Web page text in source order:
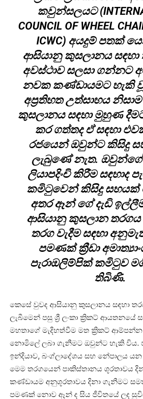
කවුන්සලයට
COUNCIL OF WHEEL
ICWC) අයදුම් පතක්
ආසියානු කුසලානය සඳහා
අවස්ථාව සලසා ගන්නට
නවක කණ්ඩායමට හැකි
අප්‍රතිහත උත්සාහය
කුසලානය සඳහා මුහුණ
කර ගත්තද ඒ සඳහා
රජයෙන් ඔවුන්ට කිසිදු
ලැබුණේ නැත.
ලියාපදිංචි කිරීම සඳහාද
කමිටුවෙන් කිසිදු
අතර ඈන් ගේ දැඩි
ආසියානු කුසලාන
තරග වැදීම සඳහා
පමණක් ක්‍රීඩා
පැරාඔලිම්පික් කමිටුව
තිබිණි.
කෙසේ වුවද ආසියානු කුසලානය සඳහා
ලැබීමෙන් පසු ශ්‍රී ලංකා ක්‍රිකට් ආයතනයේ
මහතාගේ මැදිහත්වීම මත ක්‍රිකට්
නොමිලේ ලබා ගැනීමට ඔවුන්ට හැකි විය.
ඉන්දියාව, බංග්ලාදේශය සහ නේපාලය
මෙම තරගයෙන් පාකිස්තානය ශූරතාවය
කණ්ඩායම අනුශූරතාවය දිනා ගැනීමට
පමණක් නොව ඈන් ද සිය ජීවිතයේ ලද